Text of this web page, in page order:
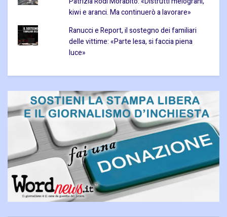
kiwi e aranci. Ma continuerò a lavorare»
Ranucci e Report, il sostegno dei familiari
delle vittime: «Parte lesa, si faccia piena
luce»